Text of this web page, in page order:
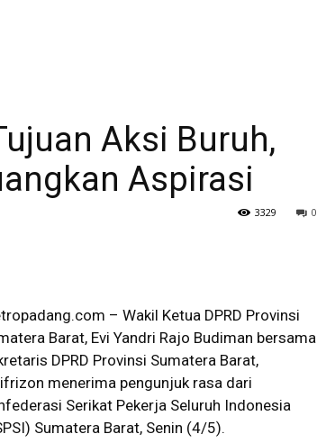
Aksi Buruh,
Aspirasi
0
3329
– Wakil Ketua DPRD Provinsi
Barat, Evi Yandri Rajo Budiman bersama
DPRD Provinsi Sumatera Barat,
menerima pengunjuk rasa dari
Serikat Pekerja Seluruh Indonesia
Sumatera Barat, Senin (4/5).